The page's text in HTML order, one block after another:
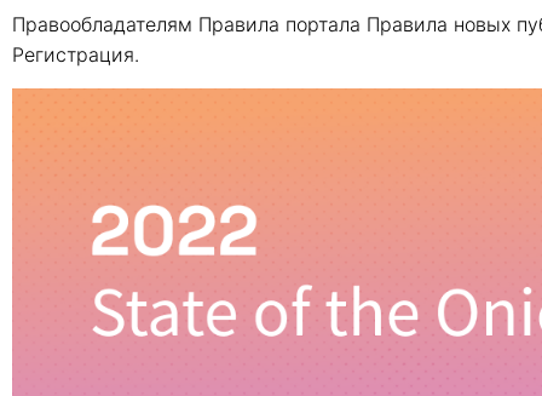
Правообладателям Правила портала Правила новых
Регистрация.